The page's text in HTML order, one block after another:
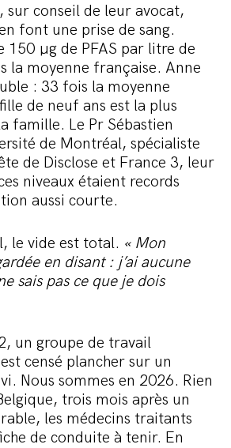
sur conseil de leur avocat,
font une prise de sang.
150 µg de PFAS par litre de
la moyenne française. Anne
: 33 fois la moyenne
de neuf ans est la plus
famille. Le Pr Sébastien
de Montréal, spécialiste
de Disclose et France 3, leur
niveaux étaient records
aussi courte.
le vide est total. « Mon
en disant : j’ai aucune
sais pas ce que je dois
un groupe de travail
censé plancher sur un
Nous sommes en 2026. Rien
trois mois après un
les médecins traitants
de conduite à tenir. En